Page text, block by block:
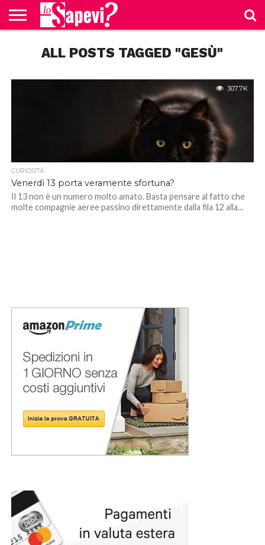
BENESSERE
GOSSIP
PRODOTTI
AMAZON
NEWS
CASA E
CUCINAALL POSTS TAGGED "GESÙ"
307.7K
CURIOSITÀ
Venerdì 13 porta veramente sfortuna?
Il 13 non è un numero molto amato. Basta pensare al fatto che
molte compagnie aeree passino direttamente dalla fila 12 alla...